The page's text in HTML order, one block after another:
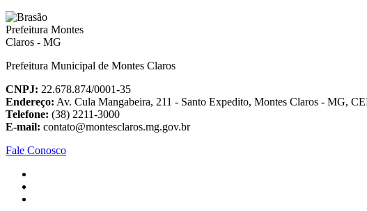
Prefeitura Municipal de Montes Claros
CNPJ: 22.678.874/0001-35
Endereço: Av. Cula Mangabeira, 211 - Santo Expedito, Montes Claros - MG,
Telefone: (38) 2211-3000
E-mail: contato@montesclaros.mg.gov.br
Fale Conosco